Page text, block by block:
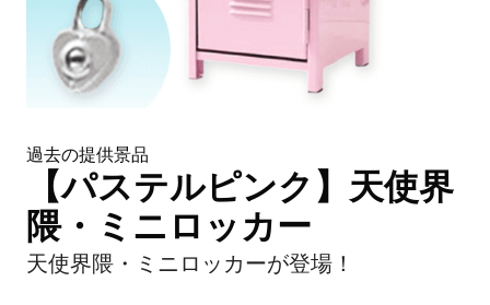
過去の提供景品
【パステルピンク】天使界
隈・ミニロッカー
天使界隈・ミニロッカーが登場！